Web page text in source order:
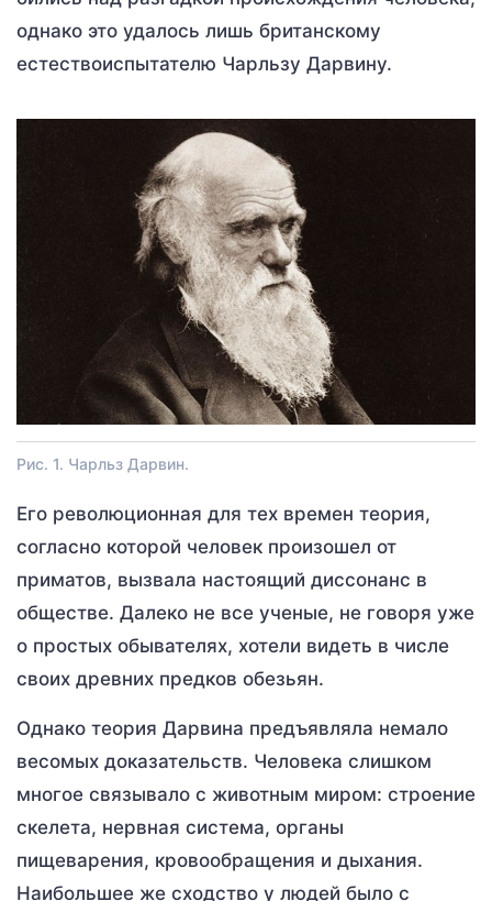
однако это удалось лишь британскому
естествоиспытателю Чарльзу Дарвину.
Рис. 1. Чарльз Дарвин.
Его революционная для тех времен теория,
согласно которой человек произошел от
приматов, вызвала настоящий диссонанс в
обществе. Далеко не все ученые, не говоря уже
о простых обывателях, хотели видеть в числе
своих древних предков обезьян.
Однако теория Дарвина предъявляла немало
весомых доказательств. Человека слишком
многое связывало с животным миром: строение
скелета, нервная система, органы
пищеварения, кровообращения и дыхания.
Наибольшее же сходство у людей было с